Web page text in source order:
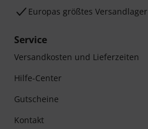
Europas größtes Versandlager
Service
Versandkosten und Lieferzeiten
Hilfe-Center
Gutscheine
Kontakt